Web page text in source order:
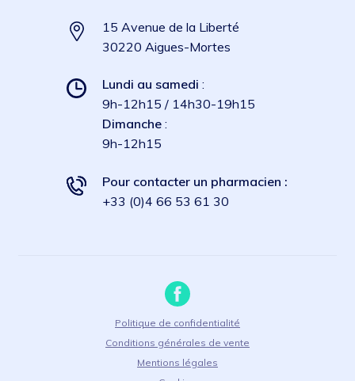
15 Avenue de la Liberté
30220 Aigues-Mortes
Lundi au samedi :
9h-12h15 / 14h30-19h15
Dimanche :
9h-12h15
Pour contacter un pharmacien :
+33 (0)4 66 53 61 30
Politique de confidentialité
Conditions générales de vente
Mentions légales